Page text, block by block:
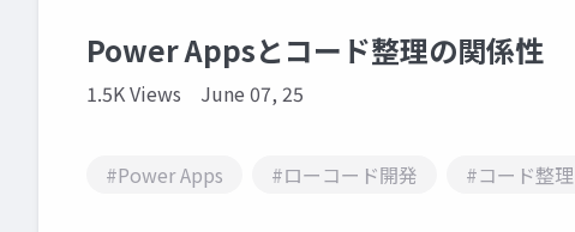
Power Appsとコード整理の関係性
1.5K Views June 07, 25
#Power Apps #ローコード開発 #コード整理